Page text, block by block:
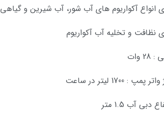
انواع آکواریوم های آب شور، آب شیرین و گیاهی
نظافت و تخلیه آب آکواریوم
وات
1700 لیتر در ساعت
آب 1.5 متر